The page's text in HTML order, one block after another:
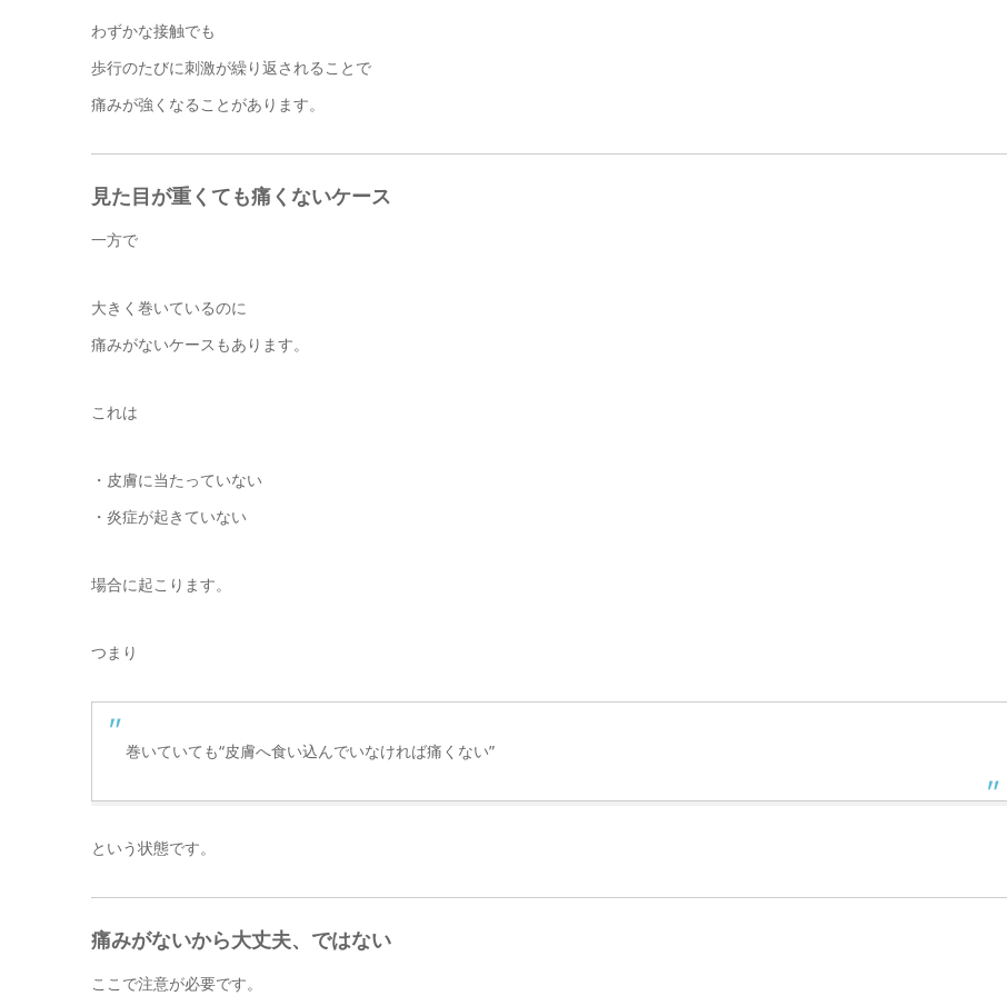
わずかな接触でも
歩行のたびに刺激が繰り返されることで
痛みが強くなることがあります。
見た目が重くても痛くないケース
一方で
大きく巻いているのに
痛みがないケースもあります。
これは
・皮膚に当たっていない
・炎症が起きていない
場合に起こります。
つまり
巻いていても“皮膚へ食い込んでいなければ痛くない”
という状態です。
痛みがないから大丈夫、ではない
ここで注意が必要です。